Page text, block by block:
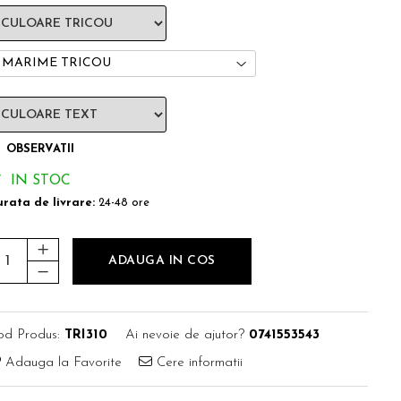
MARIME TRICOU
OBSERVATII
IN STOC
de livrare: 24-48 ore
ADAUGA IN COS
Produs: TRI310 Ai nevoie de ajutor? 0741553543
Adauga la Favorite Cere informatii